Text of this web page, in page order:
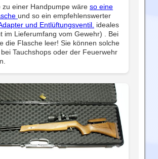
zu einer Handpumpe wäre so eine
und so ein empfehlenswerter
und Entlüftungsventil. ideales
im Lieferumfang vom Gewehr) . Bei
die Flasche leer! Sie können solche
Tauchshops oder der Feuerwehr